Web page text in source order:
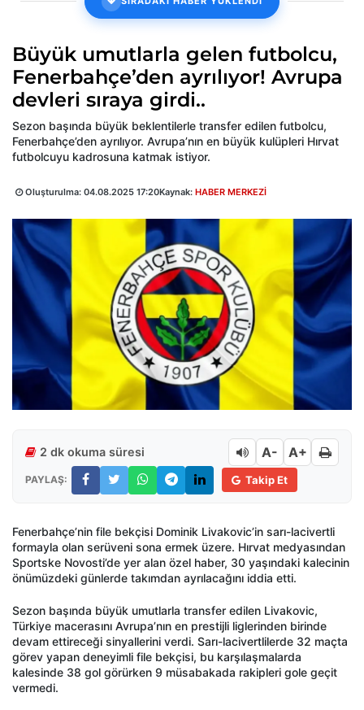
Büyük umutlarla gelen futbolcu,
Fenerbahçe’den ayrılıyor! Avrupa
devleri sıraya girdi..
Sezon başında büyük beklentilerle transfer edilen futbolcu,
Fenerbahçe’den ayrılıyor. Avrupa’nın en büyük kulüpleri Hırvat
futbolcuyu kadrosuna katmak istiyor.
Oluşturulma: 04.08.2025 17:20Kaynak: HABER MERKEZİ
2 dk okuma süresi A- A+
PAYLAŞ: Takip Et
Fenerbahçe’nin file bekçisi Dominik Livakovic’in sarı-lacivertli
formayla olan serüveni sona ermek üzere. Hırvat medyasından
Sportske Novosti’de yer alan özel haber, 30 yaşındaki kalecinin
önümüzdeki günlerde takımdan ayrılacağını iddia etti.
Sezon başında büyük umutlarla transfer edilen Livakovic,
Türkiye macerasını Avrupa’nın en prestijli liglerinden birinde
devam ettireceği sinyallerini verdi. Sarı-lacivertlilerde 32 maçta
görev yapan deneyimli file bekçisi, bu karşılaşmalarda
kalesinde 38 gol görürken 9 müsabakada rakipleri gole geçit
vermedi.